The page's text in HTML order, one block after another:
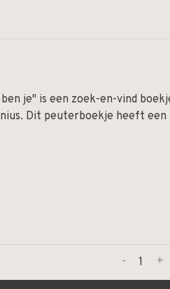
je" is een zoek-en-vind
Dit peuterboekje heeft
+
-